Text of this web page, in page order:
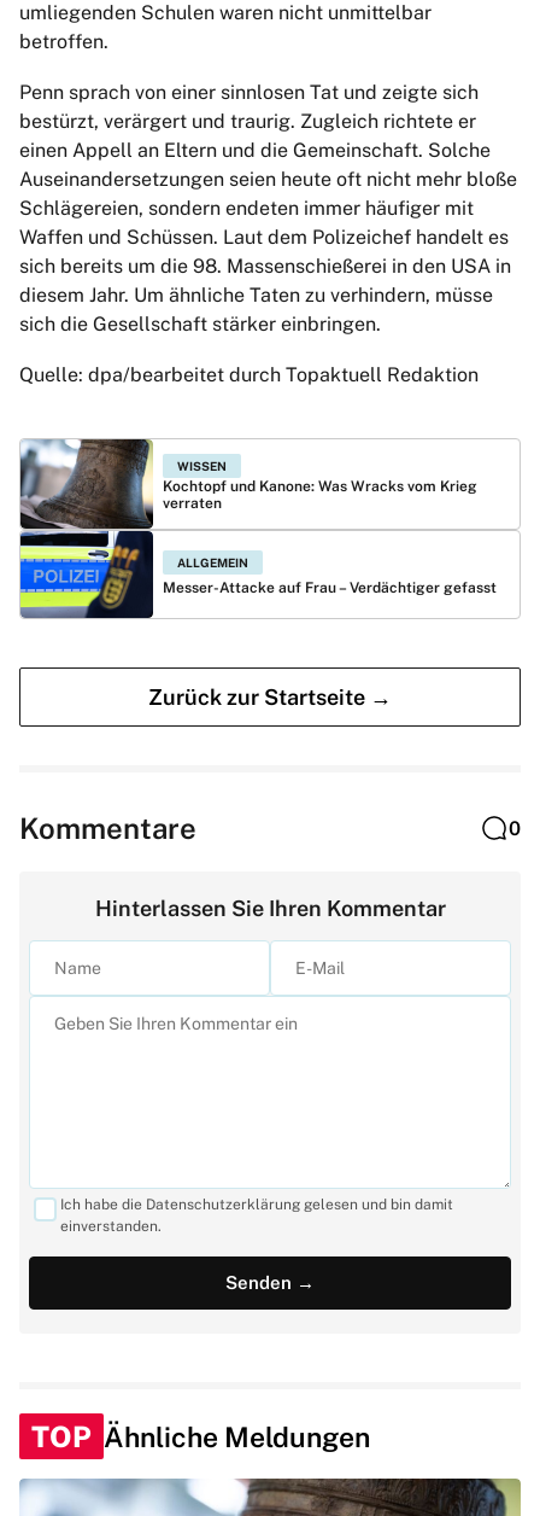
umliegenden Schulen waren nicht unmittelbar
betroffen.
Penn sprach von einer sinnlosen Tat und zeigte sich
bestürzt, verärgert und traurig. Zugleich richtete er
einen Appell an Eltern und die Gemeinschaft. Solche
Auseinandersetzungen seien heute oft nicht mehr bloße
Schlägereien, sondern endeten immer häufiger mit
Waffen und Schüssen. Laut dem Polizeichef handelt es
sich bereits um die 98. Massenschießerei in den USA in
diesem Jahr. Um ähnliche Taten zu verhindern, müsse
sich die Gesellschaft stärker einbringen.
Quelle: dpa/bearbeitet durch Topaktuell Redaktion
WISSEN
Kochtopf und Kanone: Was Wracks vom Krieg
verraten
ALLGEMEIN
Messer-Attacke auf Frau – Verdächtiger gefasst
Zurück zur Startseite →
Kommentare 0
Hinterlassen Sie Ihren Kommentar
Ich habe die Datenschutzerklärung gelesen und bin damit
einverstanden.
TOP Ähnliche Meldungen